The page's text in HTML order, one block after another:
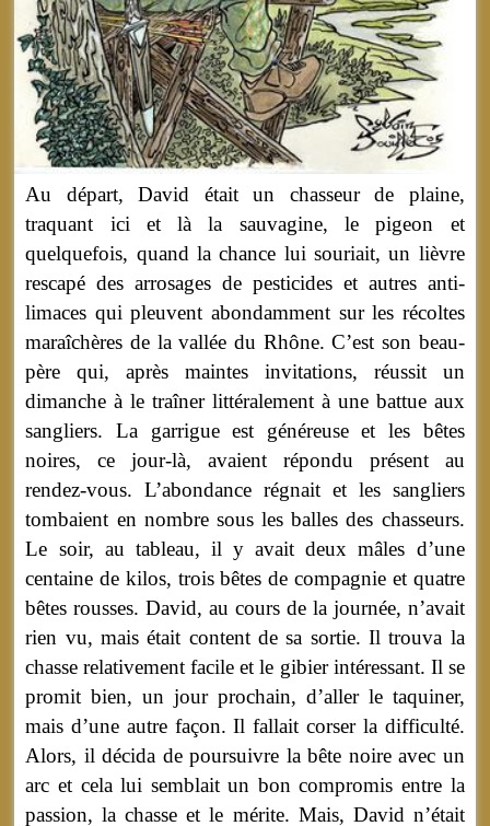
Au départ, David était un chasseur de plaine,
traquant ici et là la sauvagine, le pigeon et
quelquefois, quand la chance lui souriait, un lièvre
rescapé des arrosages de pesticides et autres anti-
limaces qui pleuvent abondamment sur les récoltes
maraîchères de la vallée du Rhône. C’est son beau-
père qui, après maintes invitations, réussit un
dimanche à le traîner littéralement à une battue aux
sangliers. La garrigue est généreuse et les bêtes
noires, ce jour-là, avaient répondu présent au
rendez-vous. L’abondance régnait et les sangliers
tombaient en nombre sous les balles des chasseurs.
Le soir, au tableau, il y avait deux mâles d’une
centaine de kilos, trois bêtes de compagnie et quatre
bêtes rousses. David, au cours de la journée, n’avait
rien vu, mais était content de sa sortie. Il trouva la
chasse relativement facile et le gibier intéressant. Il se
promit bien, un jour prochain, d’aller le taquiner,
mais d’une autre façon. Il fallait corser la difficulté.
Alors, il décida de poursuivre la bête noire avec un
arc et cela lui semblait un bon compromis entre la
passion, la chasse et le mérite. Mais, David n’était